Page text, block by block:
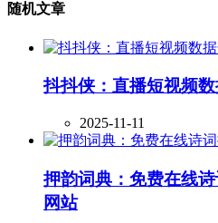
随机文章
抖抖侠：直播短视频
2025-11-11
押韵词典：免费在线
网站